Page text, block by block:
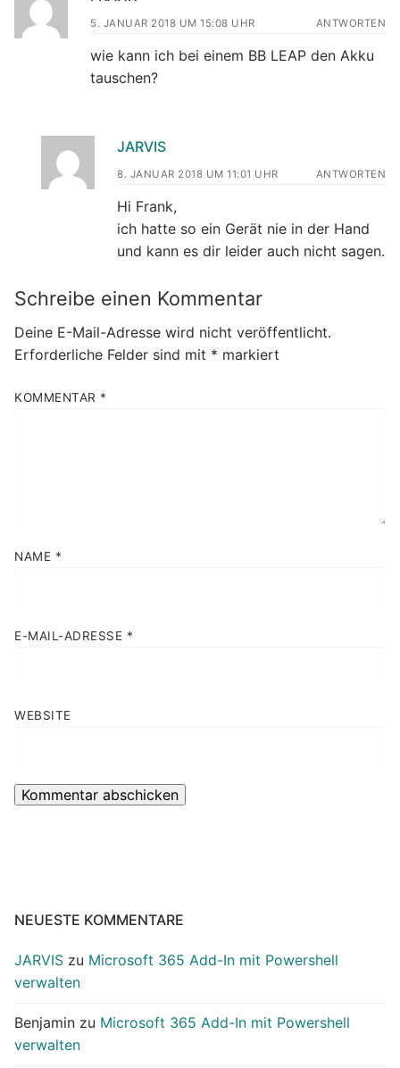
5. JANUAR 2018 UM 15:08 UHR ANTWORTEN
wie kann ich bei einem BB LEAP den Akku
tauschen?
JARVIS
8. JANUAR 2018 UM 11:01 UHR ANTWORTEN
Hi Frank,
ich hatte so ein Gerät nie in der Hand
und kann es dir leider auch nicht sagen.
Schreibe einen Kommentar
Deine E-Mail-Adresse wird nicht veröffentlicht.
Erforderliche Felder sind mit * markiert
KOMMENTAR *
NAME *
E-MAIL-ADRESSE *
WEBSITE
NEUESTE KOMMENTARE
JARVIS zu Microsoft 365 Add-In mit Powershell
verwalten
Benjamin zu Microsoft 365 Add-In mit Powershell
verwalten